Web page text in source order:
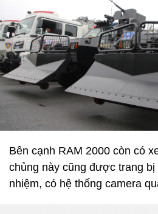
Bên cạnh RAM 2000 còn có
chủng này cũng được trang
nhiệm, có hệ thống camera